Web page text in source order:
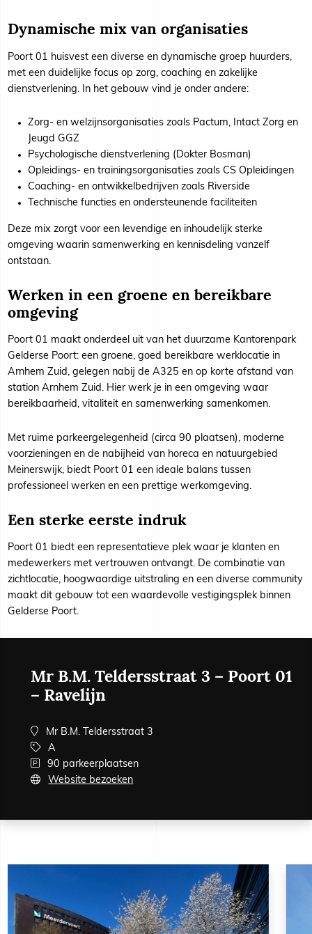
Dynamische mix van organisaties
Poort 01 huisvest een diverse en dynamische groep huurders,
met een duidelijke focus op zorg, coaching en zakelijke
dienstverlening. In het gebouw vind je onder andere:
Zorg- en welzijnsorganisaties zoals Pactum, Intact Zorg en
Jeugd GGZ
Psychologische dienstverlening (Dokter Bosman)
Opleidings- en trainingsorganisaties zoals CS Opleidingen
Coaching- en ontwikkelbedrijven zoals Riverside
Technische functies en ondersteunende faciliteiten
Deze mix zorgt voor een levendige en inhoudelijk sterke
omgeving waarin samenwerking en kennisdeling vanzelf
ontstaan.
Werken in een groene en bereikbare
omgeving
Poort 01 maakt onderdeel uit van het duurzame Kantorenpark
Gelderse Poort: een groene, goed bereikbare werklocatie in
Arnhem Zuid, gelegen nabij de A325 en op korte afstand van
station Arnhem Zuid. Hier werk je in een omgeving waar
bereikbaarheid, vitaliteit en samenwerking samenkomen.
Met ruime parkeergelegenheid (circa 90 plaatsen), moderne
voorzieningen en de nabijheid van horeca en natuurgebied
Meinerswijk, biedt Poort 01 een ideale balans tussen
professioneel werken en een prettige werkomgeving.
Een sterke eerste indruk
Poort 01 biedt een representatieve plek waar je klanten en
medewerkers met vertrouwen ontvangt. De combinatie van
zichtlocatie, hoogwaardige uitstraling en een diverse community
maakt dit gebouw tot een waardevolle vestigingsplek binnen
Gelderse Poort.
Mr B.M. Teldersstraat 3 – Poort 01
– Ravelijn
Mr B.M. Teldersstraat 3
A
90 parkeerplaatsen
Website bezoeken